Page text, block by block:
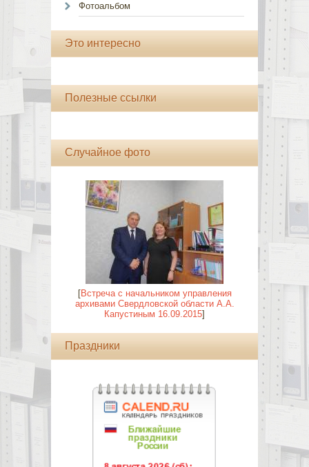
Фотоальбом
Это интересно
Полезные ссылки
Случайное фото
[Встреча с начальником управления
архивами Свердловской области А.А.
Капустиным 16.09.2015]
Праздники